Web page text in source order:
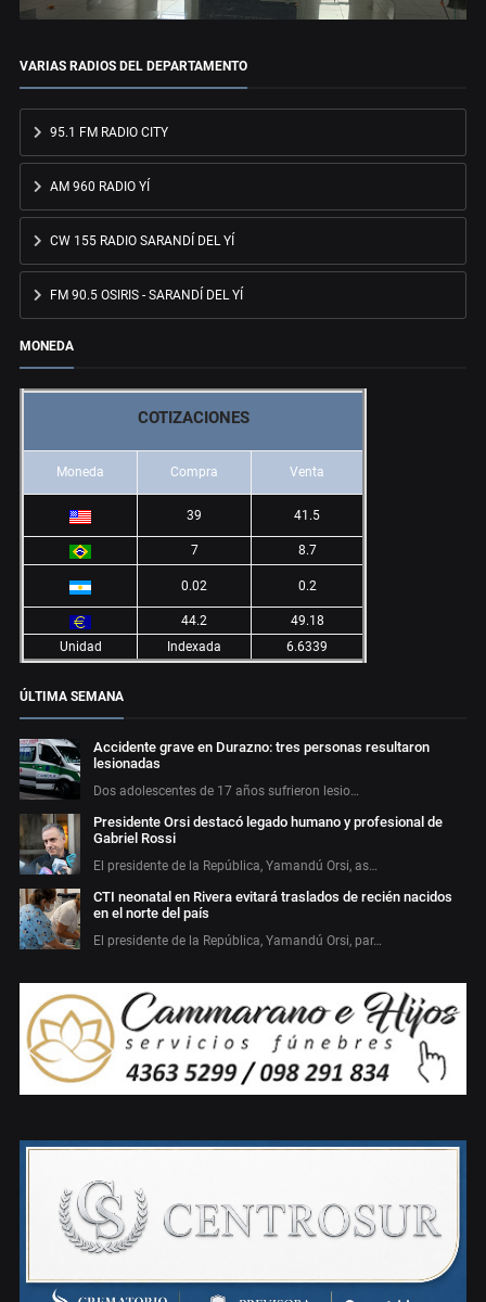
VARIAS RADIOS DEL DEPARTAMENTO
95.1 FM RADIO CITY
AM 960 RADIO YÍ
CW 155 RADIO SARANDÍ DEL YÍ
FM 90.5 OSIRIS - SARANDÍ DEL YÍ
MONEDA
COTIZACIONES
Moneda Compra Venta
39 41.5
7 8.7
0.02 0.2
44.2
49.18
Unidad
Indexada 6.6339
ÚLTIMA SEMANA
Accidente grave en Durazno: tres personas resultaron
lesionadas
Dos adolescentes de 17 años sufrieron lesio…
Presidente Orsi destacó legado humano y profesional de
Gabriel Rossi
El presidente de la República, Yamandú Orsi, as…
CTI neonatal en Rivera evitará traslados de recién nacidos
en el norte del país
El presidente de la República, Yamandú Orsi, par…